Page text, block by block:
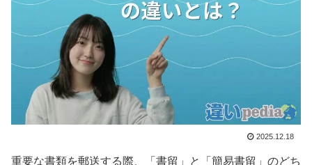
2025.12.18
重要な書類を郵送する際、「書留」と「簡易書留」のどち